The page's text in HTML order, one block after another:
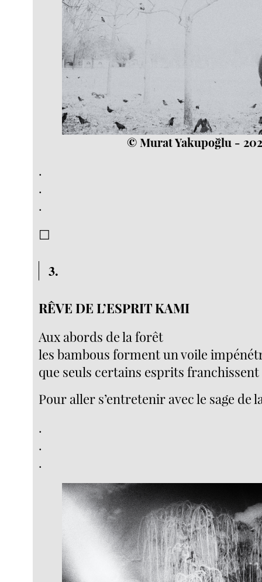
© Murat Yakupoğlu -
.
.
.
☐
3.
RÊVE DE L’ESPRIT KAMI
Aux abords de la forêt
les bambous forment un voile
que seuls certains esprits franchissent
Pour aller s’entretenir avec le sage de
.
.
.